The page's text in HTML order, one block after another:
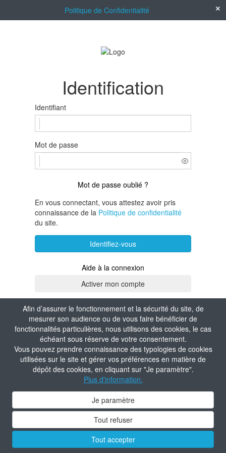
Afin d’assurer le fonctionnement et la sécurité du site, de
mesurer son audience ou de vous faire bénéficier de
fonctionnalités particulières, nous utilisons des cookies, le cas
échéant sous réserve de votre consentement.
Vous pouvez prendre connaissance des typologies de cookies
utilisées sur le site et gérer vos préférences en matière de
dépôt des cookies, en cliquant sur "Je paramètre".
Plus d'information.
Je paramètre
Tout refuser
Tout accepter
Politique de Confidentialité
Identification
Identifiant
Mot de passe
Mot de passe oublié ?
En vous connectant, vous attestez avoir pris
connaissance de la Politique de confidentialité
du site.
Identifiez-vous
Aide à la connexion